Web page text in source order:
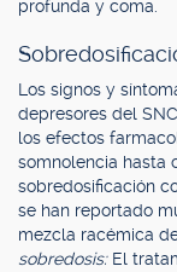
profunda y coma.
Los signos y
depresores del
los efectos
somnolencia hasta
sobredosificación
se han reportado
mezcla racémica
sobredosis: El